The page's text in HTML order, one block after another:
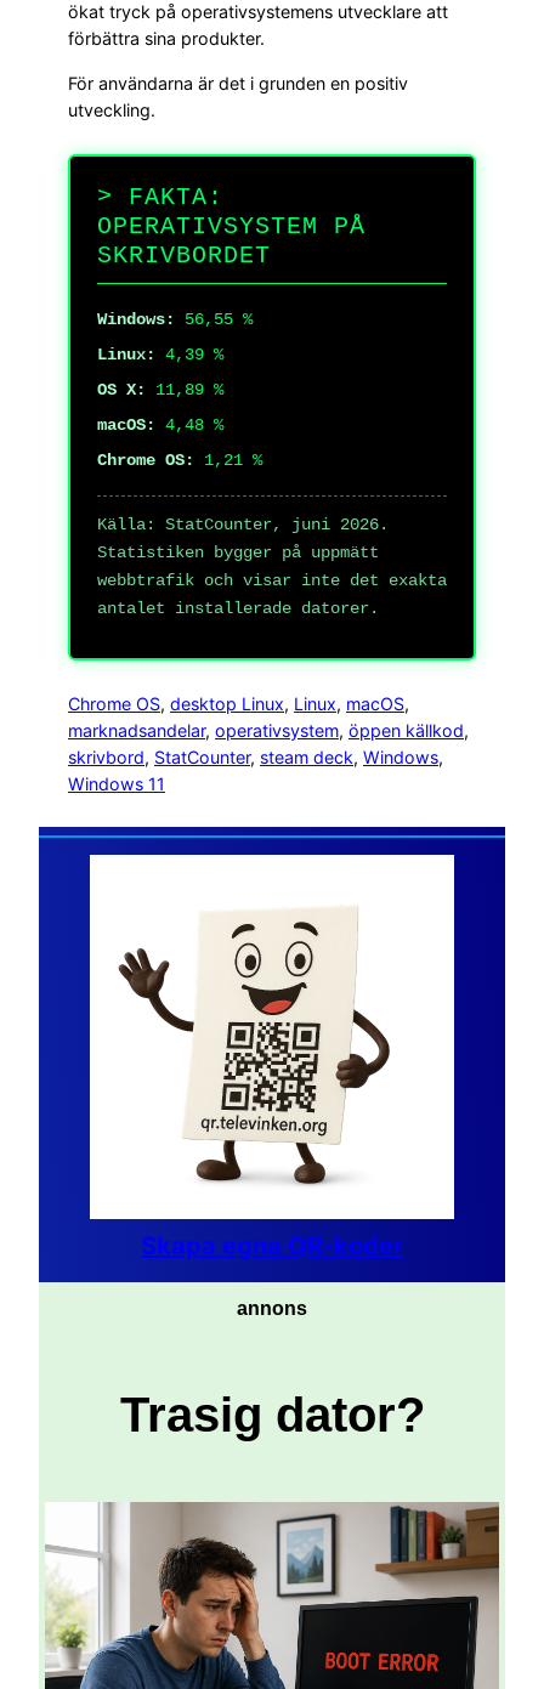
ökat tryck på operativsystemens utvecklare att
förbättra sina produkter.
För användarna är det i grunden en positiv
utveckling.
FAKTA:
OPERATIVSYSTEM PÅ
SKRIVBORDET
Windows:
56,55 %
Linux:
4,39 %
OS X:
11,89 %
macOS:
4,48 %
Chrome OS:
1,21 %
Källa: StatCounter, juni 2026.
Statistiken bygger på uppmätt
webbtrafik och visar inte det exakta
antalet installerade datorer.
Chrome OS, desktop Linux, Linux, macOS
marknadsandelar, operativsystem, öppen källkod
skrivbord, StatCounter, steam deck, Windows
Windows 11
Skapa egna QR-koder
annons
Trasig dator?